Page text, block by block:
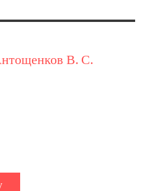
В. С.